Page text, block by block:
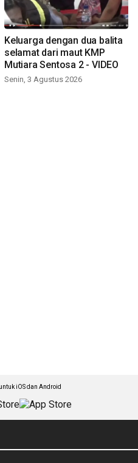
Keluarga dengan dua balita
selamat dari maut KMP
Mutiara Sentosa 2 - VIDEO
Senin, 3 Agustus 2026
iOS dan Android